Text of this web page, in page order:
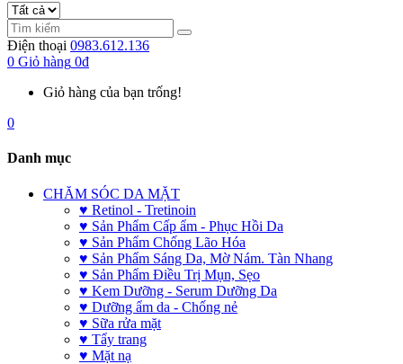
Điện thoại 0983.612.136
0 Giỏ hàng 0đ
Giỏ hàng của bạn trống!
0
Danh mục
CHĂM SÓC DA MẶT
♥ Retinol - Tretinoin
♥ Sản Phẩm Cấp ẩm - Phục Hồi Da
♥ Sản Phẩm Chống Lão Hóa
♥ Sản Phẩm Sáng Da, Mờ Nám. Tàn Nhang
♥ Sản Phẩm Điều Trị Mụn, Sẹo
♥ Kem Dưỡng - Serum Dưỡng Da
♥ Dưỡng ẩm da - Chống nẻ
♥ Sữa rửa mặt
♥ Tẩy trang
♥ Mặt nạ